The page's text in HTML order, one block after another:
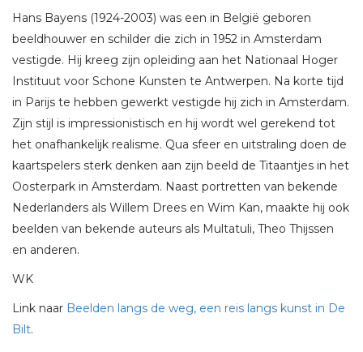
Hans Bayens (1924-2003) was een in België geboren
beeldhouwer en schilder die zich in 1952 in Amsterdam
vestigde. Hij kreeg zijn opleiding aan het Nationaal Hoger
Instituut voor Schone Kunsten te Antwerpen. Na korte tijd
in Parijs te hebben gewerkt vestigde hij zich in Amsterdam.
Zijn stijl is impressionistisch en hij wordt wel gerekend tot
het onafhankelijk realisme. Qua sfeer en uitstraling doen de
kaartspelers sterk denken aan zijn beeld de Titaantjes in het
Oosterpark in Amsterdam. Naast portretten van bekende
Nederlanders als Willem Drees en Wim Kan, maakte hij ook
beelden van bekende auteurs als Multatuli, Theo Thijssen
en anderen.
WK
Link naar Beelden langs de weg, een reis langs kunst in De
Bilt.